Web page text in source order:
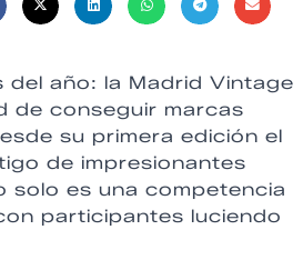
del año: la Madrid Vintage
de conseguir marcas
su primera edición el
de impresionantes
solo es una competencia
participantes luciendo